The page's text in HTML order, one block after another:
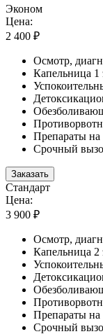
Эконом
Цена:
2 400 ₽
Осмотр,
Капельница 1
Препараты на
Срочный
Заказать
Стандарт
Цена:
3 900 ₽
Осмотр,
Капельница 2
Препараты на
Срочный